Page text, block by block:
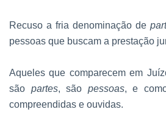
Recuso a fria denominação de
pessoas que buscam a prestação
Aqueles que comparecem em
são partes, são pessoas, e
compreendidas e ouvidas.